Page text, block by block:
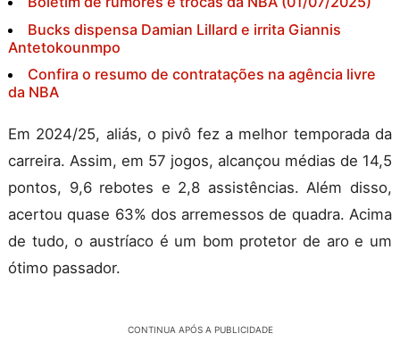
Bucks dispensa Damian Lillard e irrita Giannis
Antetokounmpo
Confira o resumo de contratações na agência livre
da NBA
Em 2024/25, aliás, o pivô fez a melhor temporada da
carreira. Assim, em 57 jogos, alcançou médias de 14,5
pontos, 9,6 rebotes e 2,8 assistências. Além disso,
acertou quase 63% dos arremessos de quadra. Acima
de tudo, o austríaco é um bom protetor de aro e um
ótimo passador.
CONTINUA APÓS A PUBLICIDADE